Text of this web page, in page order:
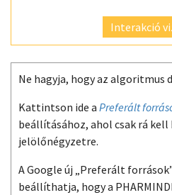
Interakció
Ne hagyja, hogy az algoritmus
Kattintson ide a Preferált
beállításához, ahol csak rá
jelölőnégyzetre.
A Google új „Preferált
beállíthatja, hogy a